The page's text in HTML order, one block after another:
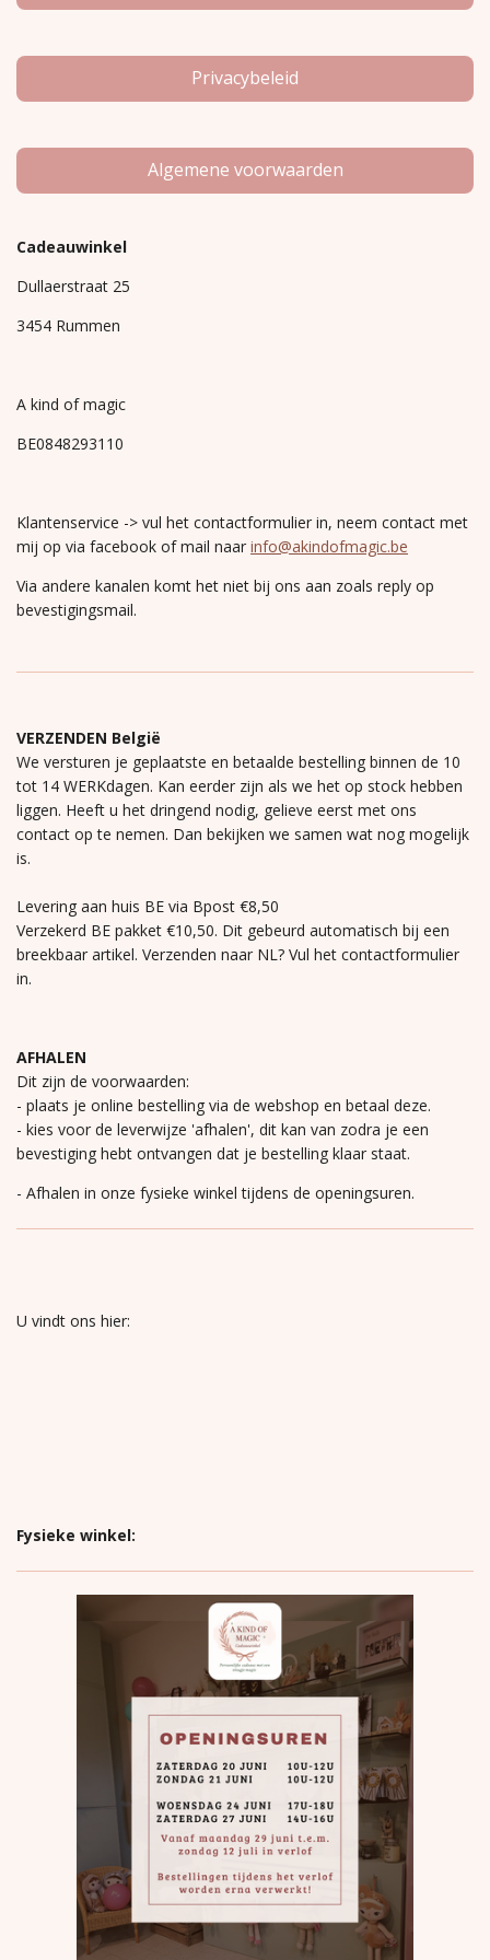
Privacybeleid
Algemene voorwaarden
Cadeauwinkel
Dullaerstraat 25
3454 Rummen
A kind of magic
BE0848293110
Klantenservice -> vul het contactformulier in, neem contact met
mij op via facebook of mail naar info@akindofmagic.be
Via andere kanalen komt het niet bij ons aan zoals reply op
bevestigingsmail.
VERZENDEN België
We versturen je geplaatste en betaalde bestelling binnen de 10
tot 14 WERKdagen. Kan eerder zijn als we het op stock hebben
liggen. Heeft u het dringend nodig, gelieve eerst met ons
contact op te nemen. Dan bekijken we samen wat nog mogelijk
is.
Levering aan huis BE via Bpost €8,50
Verzekerd BE pakket €10,50. Dit gebeurd automatisch bij een
breekbaar artikel. Verzenden naar NL? Vul het contactformulier
in.
AFHALEN
Dit zijn de voorwaarden:
- plaats je online bestelling via de webshop en betaal deze.
- kies voor de leverwijze 'afhalen', dit kan van zodra je een
bevestiging hebt ontvangen dat je bestelling klaar staat.
- Afhalen in onze fysieke winkel tijdens de openingsuren.
U vindt ons hier:
Fysieke winkel: